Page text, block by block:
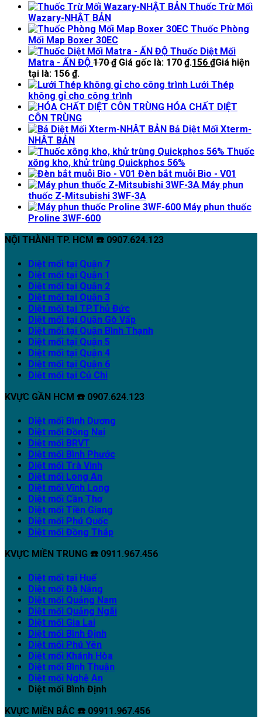
Thuốc Trừ Mối
Wazary-NHẬT BẢN
Thuốc Phòng
Mối Map Boxer 30EC
Thuốc Diệt Mối
Matra - ẤN ĐỘ 170₫ Giá gốc là: 170 ₫.156 ₫Giá hiện
tại là: 156 ₫.
Lưới Thép
không gỉ cho công trình
HÓA CHẤT DIỆT
CÔN TRÙNG
Bả Diệt Mối Xterm-
NHẬT BẢN
Thuốc
xông kho, khử trùng Quickphos 56%
Đèn bắt muỗi Bio - V01
Máy phun
thuốc Z-Mitsubishi 3WF-3A
Máy phun thuốc
Proline 3WF-600
NỘI THÀNH TP. HCM ☎️ 0907.624.123
Diệt mối tại Quận 7
Diệt mối tại Quận 1
Diệt mối tại Quận 2
Diệt mối tại Quận 3
Diệt mối tại TP.Thủ Đức
Diệt mối tại Quận Gò Vấp
Diệt mối tại Quận Bình Thạnh
Diệt mối tại Quận 5
Diệt mối tại Quận 4
Diệt mối tại Quận 6
Diệt mối tại Củ Chi
KVỰC GẦN HCM ☎️ 0907.624.123
Diệt mối Bình Dương
Diệt mối Đồng Nai
Diệt mối BRVT
Diệt mối Bình Phước
Diệt mối Trà Vinh
Diệt mối Long An
Diệt mối Vĩnh Long
Diệt mối Cần Thơ
Diệt mối Tiền Giang
Diệt mối Phú Quốc
Diệt mối Đồng Tháp
KVỰC MIỀN TRUNG ☎️ 0911.967.456
Diệt mối tại Huế
Diệt mối Đà Nẵng
Diệt mối Quảng Nam
Diệt mối Quảng Ngãi
Diệt mối Gia Lai
Diệt mối Bình Định
Diệt mối Phú Yên
Diệt mối Khánh Hòa
Diệt mối Bình Thuận
Diệt mối Nghệ An
Diệt mối Bình Định
KVỰC MIỀN BẮC ☎️ 09911.967.456